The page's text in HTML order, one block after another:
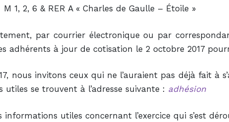
M 1, 2, 6 & RER A « Charles de Gaulle – Étoile »
par courrier électronique ou par
adhérents à jour de cotisation le 2 octobre 2017
nous invitons ceux qui ne l’auraient pas déjà fait à
se trouvent à l’adresse suivante : adhésion
utiles concernant l’exercice qui s’est